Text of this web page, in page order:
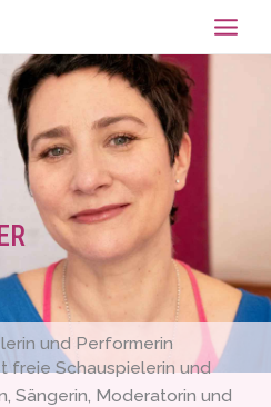
und Performerin
freie Schauspielerin und
Sängerin, Moderatorin und